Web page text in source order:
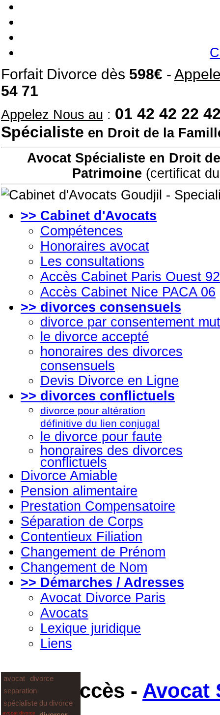
Forfait Divorce dès 598€ -
54 71
Appelez Nous au : 01 42 42 22
Spécialiste en Droit de la
Avocat Spécialiste en Droit
Patrimoine (certificat
>> Cabinet d'Avocats
Compétences
Honoraires avocat
Les consultations
Accès Cabinet Paris Ouest 92
Accès Cabinet Nice PACA 06
>> divorces consensuels
divorce par consentement
le divorce accepté
honoraires des divorces
consensuels
Devis Divorce en Ligne
>> divorces conflictuels
divorce pour altération
définitive du lien conjugal
le divorce pour faute
honoraires des divorces
conflictuels
Divorce Amiable
Pension alimentaire
Prestation Compensatoire
Séparation de Corps
Contentieux Filiation
Changement de Prénom
Changement de Nom
>> Démarches / Adresses
Avocat Divorce Paris
Avocats
Lexique juridique
Liens
avocat divorce
separation
spécialiste du divorce
avocat divorce
Plan d'accès - Avocat